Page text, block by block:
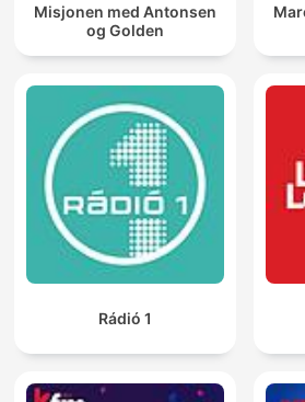
Misjonen med Antonsen
og Golden
Rádió 1